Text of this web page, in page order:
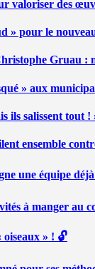
valoriser des
» pour le
Gruau :
» aux
ils salissent tout
ensemble
une équipe
à manger au
» ! 🔓